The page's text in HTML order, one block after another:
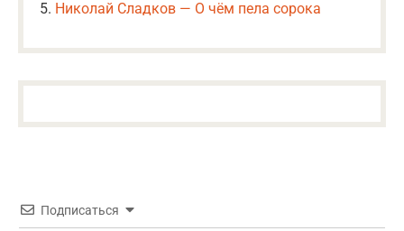
Николай Сладков — О чём пела сорока
Подписаться